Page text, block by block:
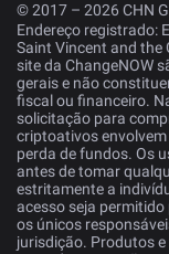
© 2017 – 2026 CHN
Endereço registrado:
Saint Vincent and the
site da ChangeNOW
gerais e não
fiscal ou financeiro.
solicitação para
criptoativos
perda de fundos. Os
antes de tomar
estritamente a
acesso seja
os únicos
jurisdição. Produtos